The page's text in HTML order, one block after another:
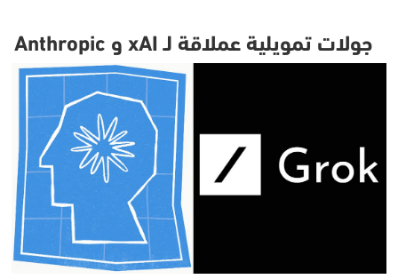
جولات تمويلية عملاقة لـ xAI و Anthropic